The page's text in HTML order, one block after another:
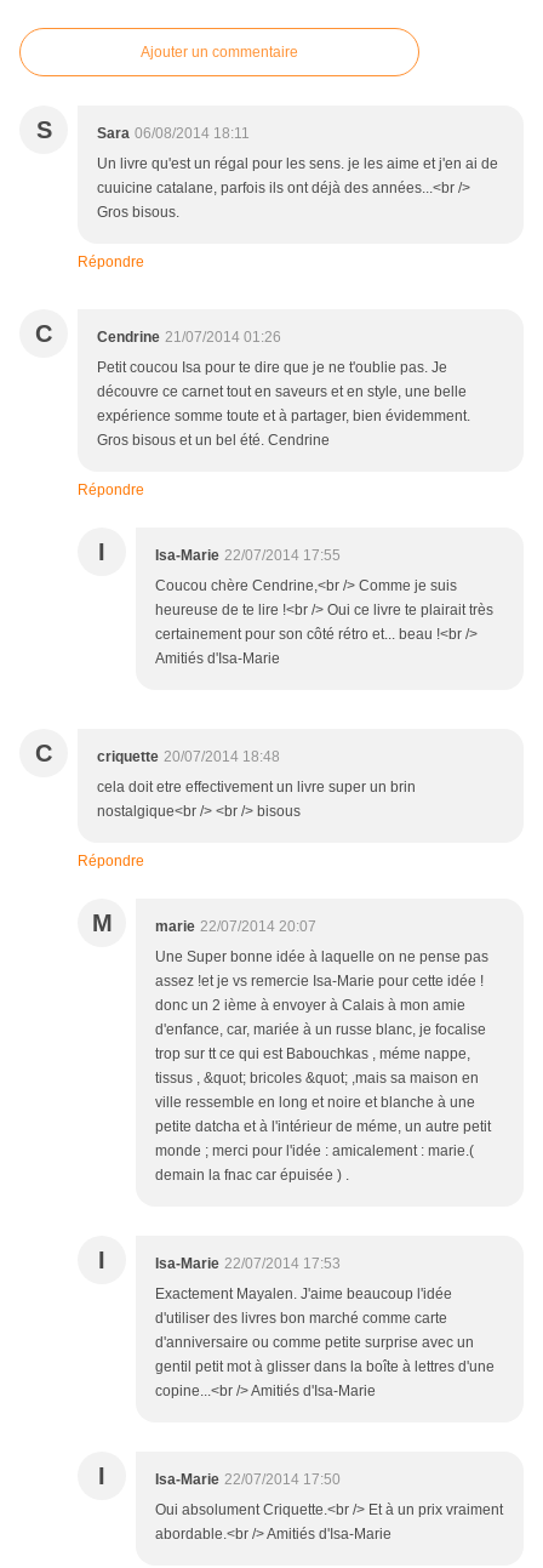
Ajouter un commentaire
S Sara 06/08/2014 18:11
Un livre qu'est un régal pour les sens. je les aime et j'en ai de
cuuicine catalane, parfois ils ont déjà des années...<br />
Gros bisous.
Répondre
C Cendrine 21/07/2014 01:26
Petit coucou Isa pour te dire que je ne t'oublie pas. Je
découvre ce carnet tout en saveurs et en style, une belle
expérience somme toute et à partager, bien évidemment.
Gros bisous et un bel été. Cendrine
Répondre
I Isa-Marie 22/07/2014 17:55
Coucou chère Cendrine,<br /> Comme je suis
heureuse de te lire !<br /> Oui ce livre te plairait très
certainement pour son côté rétro et... beau !<br />
Amitiés d'Isa-Marie
C criquette 20/07/2014 18:48
cela doit etre effectivement un livre super un brin
nostalgique<br /> <br /> bisous
Répondre
M marie 22/07/2014 20:07
Une Super bonne idée à laquelle on ne pense pas
assez !et je vs remercie Isa-Marie pour cette idée !
donc un 2 ième à envoyer à Calais à mon amie
d'enfance, car, mariée à un russe blanc, je focalise
trop sur tt ce qui est Babouchkas , méme nappe,
tissus , &quot; bricoles &quot; ,mais sa maison en
ville ressemble en long et noire et blanche à une
petite datcha et à l'intérieur de méme, un autre petit
monde ; merci pour l'idée : amicalement : marie.(
demain la fnac car épuisée ) .
I Isa-Marie 22/07/2014 17:53
Exactement Mayalen. J'aime beaucoup l'idée
d'utiliser des livres bon marché comme carte
d'anniversaire ou comme petite surprise avec un
gentil petit mot à glisser dans la boîte à lettres d'une
copine...<br /> Amitiés d'Isa-Marie
I Isa-Marie 22/07/2014 17:50
Oui absolument Criquette.<br /> Et à un prix vraiment
abordable.<br /> Amitiés d'Isa-Marie